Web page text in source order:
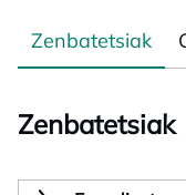
Zenbatetsiak
Zenbatetsiak